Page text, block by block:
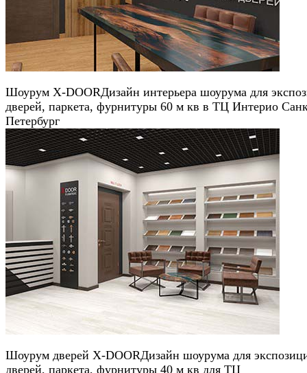
Шоурум X-DOORДизайн интерьера шоурума для
дверей, паркета, фурнитуры 60 м кв в ТЦ Интерио
Петербург
Шоурум дверей X-DOORДизайн шоурума для
дверей, паркета, фурнитуры 40 м кв для ТЦ